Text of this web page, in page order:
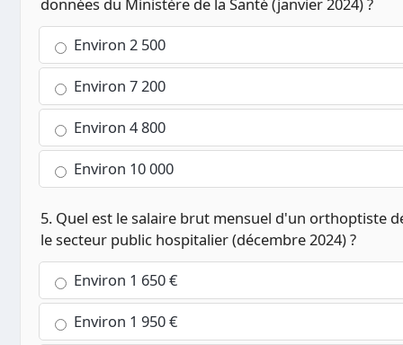
données du Ministère de la Santé (janvier 2024) ?
Environ 2 500
Environ 7 200
Environ 4 800
Environ 10 000
5. Quel est le salaire brut mensuel d'un orthoptiste
le secteur public hospitalier (décembre 2024) ?
Environ 1 650 €
Environ 1 950 €